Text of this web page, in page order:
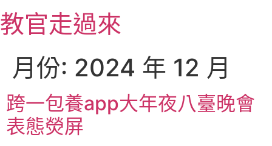
至
主
教官走過來
月份: 2024 年 12 月
跨一包養app大年夜八臺晚會
表態熒屏